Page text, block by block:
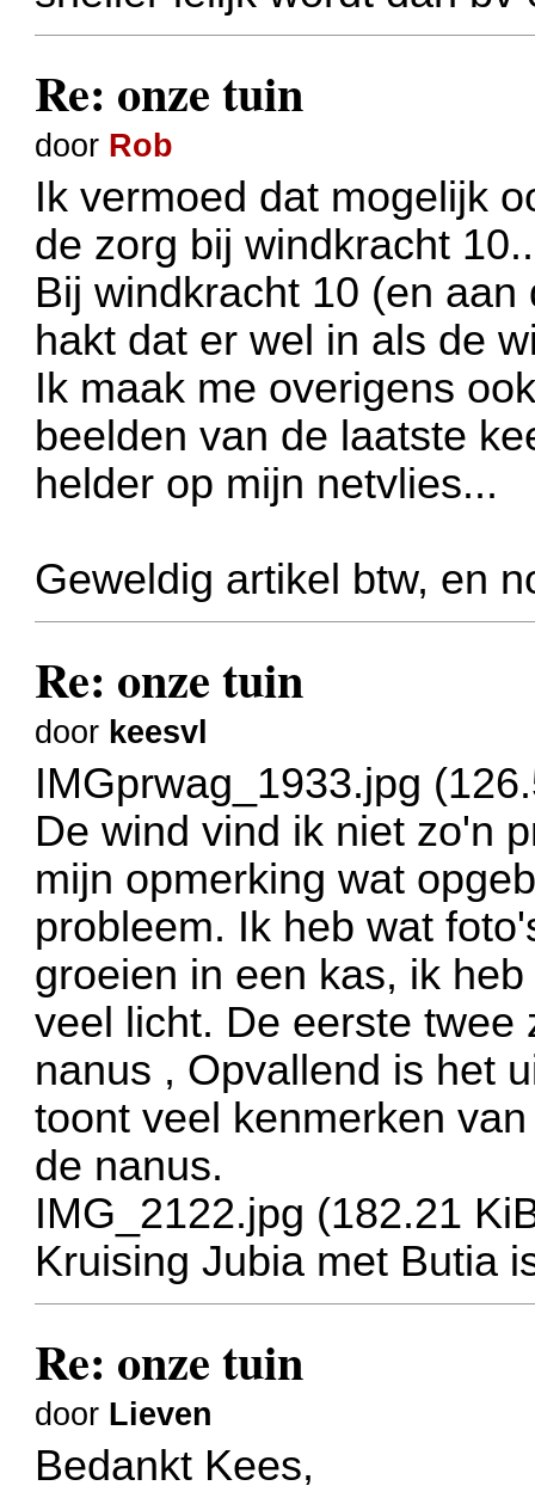
Re: onze tuin
door Rob
Ik vermoed dat mogelijk
de zorg bij windkracht
Bij windkracht 10 (en
hakt dat er wel in als de
Ik maak me overigens
beelden van de laatste
helder op mijn netvlies...
Geweldig artikel btw, en
Re: onze tuin
door keesvl
IMGprwag_1933.jpg
De wind vind ik niet zo'n
mijn opmerking wat
probleem. Ik heb wat
groeien in een kas, ik
veel licht. De eerste
nanus , Opvallend is het
toont veel kenmerken
de nanus.
IMG_2122.jpg (182.21
Kruising Jubia met Butia
Re: onze tuin
door Lieven
Bedankt Kees,